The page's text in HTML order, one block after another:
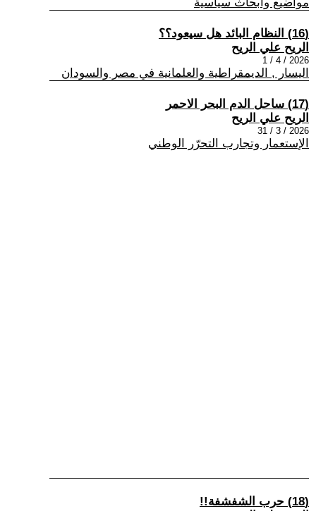
(16) النظام البائد هل سيعود؟؟
الريح علي الريح
2026 / 4 / 1
اليسار , الديمقراطية والعلمانية في مصر والسودان
(17) ساحل الدم البحر الاحمر
الريح علي الريح
2026 / 3 / 31
الإستعمار وتجارب التحرّر الوطني
(18) حرب الشفشفة!!